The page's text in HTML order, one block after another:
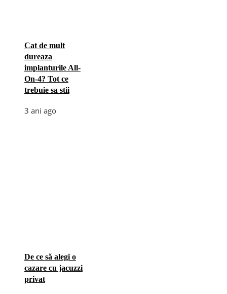
Cat de mult
dureaza
implanturile All-
On-4? Tot ce
trebuie sa stii
3 ani ago
De ce să alegi o
cazare cu jacuzzi
privat